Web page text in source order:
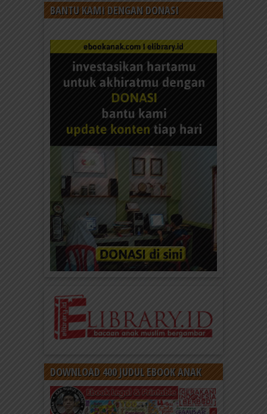
BANTU KAMI DENGAN DONASI
DOWNLOAD 400 JUDUL EBOOK ANAK